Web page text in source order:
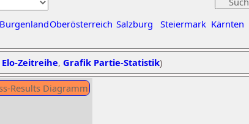
BurgenlandOberösterreich Salzburg Steiermark Kärnten
Zeitreihe, Grafik Partie-Statistik)